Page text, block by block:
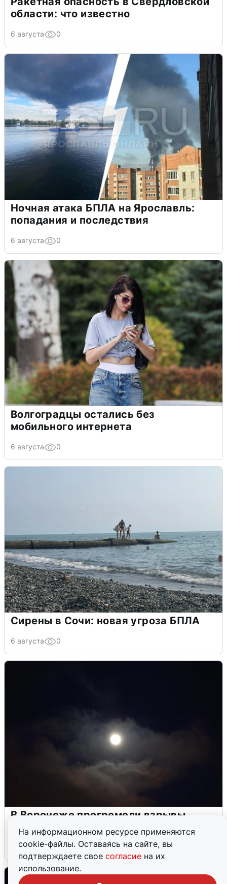
На информационном ресурсе применяются
cookie-файлы. Оставаясь на сайте, вы
подтверждаете свое согласие на их
использование.
области: что известно
6 августа 0
Ночная атака БПЛА на Ярославль:
попадания и последствия
6 августа 0
Волгоградцы остались без
мобильного интернета
6 августа 0
Сирены в Сочи: новая угроза БПЛА
6 августа 0
В Воронеже прогремели взрывы
после сигнала тревоги
5 августа 0